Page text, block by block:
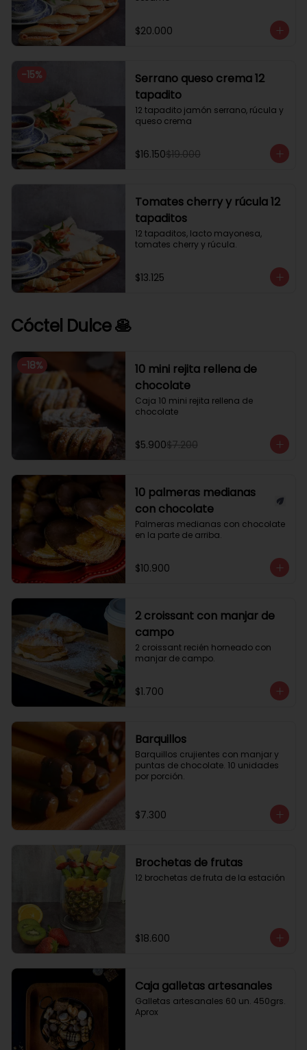
$20.000
-15%
Serrano queso crema 12
tapadito
12 tapadito jamón serrano, rúcula y
queso crema
$16.150$19.000
Tomates cherry y rúcula 12
tapaditos
12 tapaditos, lacto mayonesa,
tomates cherry y rúcula.
$13.125
Cóctel Dulce 🥞
-18%
10 mini rejita rellena de
chocolate
Caja 10 mini rejita rellena de
chocolate
$5.900$7.200
10 palmeras medianas
con chocolate
Palmeras medianas con chocolate
en la parte de arriba.
$10.900
2 croissant con manjar de
campo
2 croissant recién horneado con
manjar de campo.
$1.700
Barquillos
Barquillos crujientes con manjar y
puntas de chocolate. 10 unidades
por porción.
$7.300
Brochetas de frutas
12 brochetas de fruta de la estación
$18.600
Caja galletas artesanales
Galletas artesanales 60 un. 450grs.
Aprox